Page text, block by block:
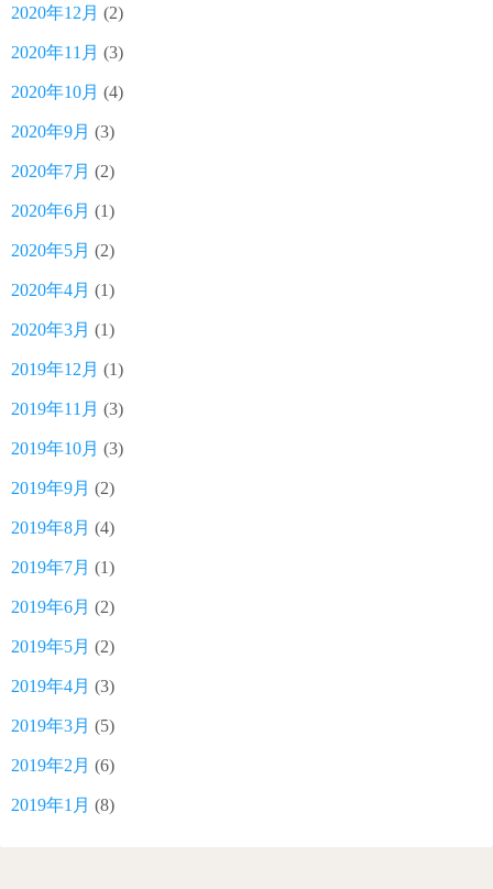
2020年12月 (2)
2020年11月 (3)
2020年10月 (4)
2020年9月 (3)
2020年7月 (2)
2020年6月 (1)
2020年5月 (2)
2020年4月 (1)
2020年3月 (1)
2019年12月 (1)
2019年11月 (3)
2019年10月 (3)
2019年9月 (2)
2019年8月 (4)
2019年7月 (1)
2019年6月 (2)
2019年5月 (2)
2019年4月 (3)
2019年3月 (5)
2019年2月 (6)
2019年1月 (8)